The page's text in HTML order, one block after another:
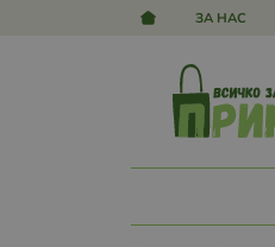
ЗА НАС